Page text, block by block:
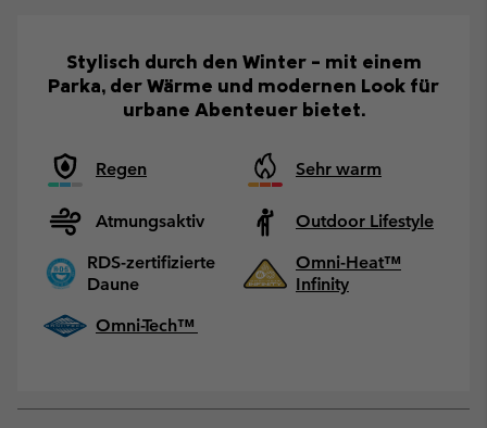
Stylisch durch den Winter – mit einem
Parka, der Wärme und modernen Look für
urbane Abenteuer bietet.
Regen Sehr warm
Atmungsaktiv
Outdoor Lifestyle
RDS-zertifizierte
Daune
Omni-Heat™
Infinity
Omni-Tech™